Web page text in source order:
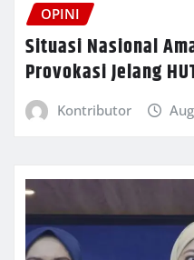
OPINI
Situasi Nasional
Provokasi Jelang
Kontributor